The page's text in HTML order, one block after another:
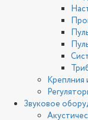
Креплния
Звуковое